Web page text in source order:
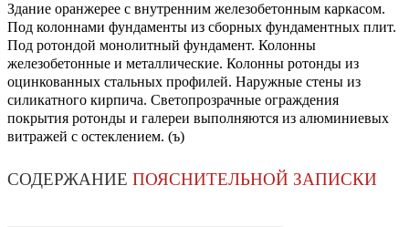
Здание оранжерее с внутренним железобетонным каркасом.
Под колоннами фундаменты из сборных фундаментных плит.
Под ротондой монолитный фундамент. Колонны
железобетонные и металлические. Колонны ротонды из
оцинкованных стальных профилей. Наружные стены из
силикатного кирпича. Светопрозрачные ограждения
покрытия ротонды и галереи выполняются из алюминиевых
витражей с остеклением. (ъ)
СОДЕРЖАНИЕ ПОЯСНИТЕЛЬНОЙ ЗАПИСКИ